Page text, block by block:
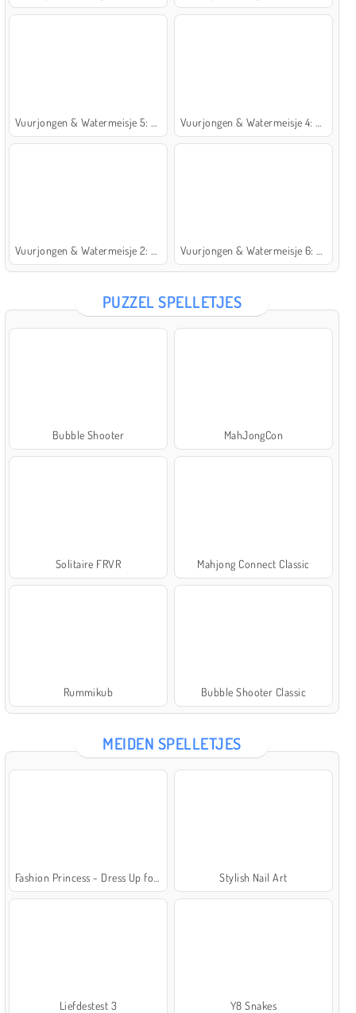
PUZZEL SPELLETJES
Bubble Shooter MahJongCon
Solitaire FRVR Mahjong Connect Classic
Rummikub Bubble Shooter Classic
MEIDEN SPELLETJES
Stylish Nail Art
Liefdestest 3 Y8 Snakes